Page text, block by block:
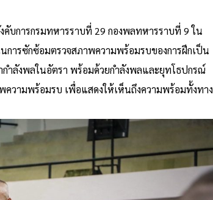
บการกรมทหารราบที่ 29 กองพลทหารราบที่ 9 ใน
การซักซ้อมตรวจสภาพความพร้อมรบของการฝึกเป็น
ำลังพลในอัตรา พร้อมด้วยกำลังพลและยุทโธปกรณ์
ความพร้อมรบ เพื่อแสดงให้เห็นถึงความพร้อมทั้งทาง